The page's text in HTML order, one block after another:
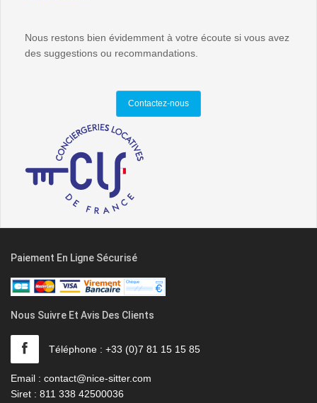
Nous restons bien évidemment à votre écoute si vous avez
des suggestions ou recommandations.
Contactez-nous
Paiement En Ligne Sécurisé
Nous Suivre Et Avis Des Clients
Téléphone : +33 (0)7 81 15 15 85
Email : contact@nice-sitter.com
Siret : 811 338 42500036